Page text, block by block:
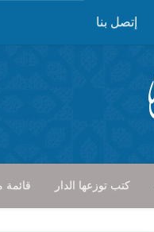
إتصل بنا
كتب توزعها الدار قائمة